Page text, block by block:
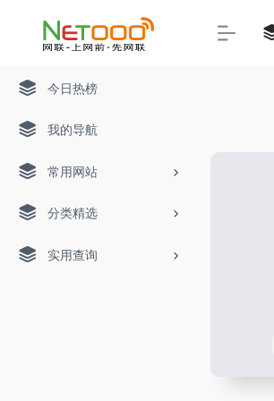
今日热榜
我的导航
常用网站
分类精选
实用查询